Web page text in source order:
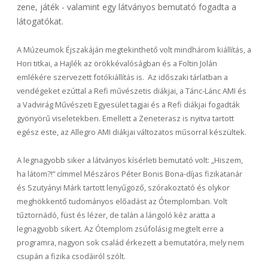
zene, játék - valamint egy látványos bemutató fogadta a
látogatókat.
A Múzeumok Éjszakáján megtekinthető volt mindhárom kiállítás, a
Hori titkai, a Hajlék az örökkévalóságban és a Foltin Jolán
emlékére szervezett fotókiállítás is. Az időszaki tárlatban a
vendégeket ezúttal a Refi művészetis diákjai, a Tánc-Lánc AMI és
a Vadvirág Művészeti Egyesület tagjai és a Refi diákjai fogadták
gyönyörű viseletekben. Emellett a Zeneterasz is nyitva tartott
egész este, az Allegro AMI diákjai változatos műsorral készültek.
A legnagyobb siker a látványos kísérleti bemutató volt: „Hiszem,
ha látom?!” címmel Mészáros Péter Bonis Bona-díjas fizikatanár
és Szutyányi Márk tartott lenyűgöző, szórakoztató és olykor
meghökkentő tudományos előadást az Ótemplomban. Volt
tűztornádó, füst és lézer, de talán a lángoló kéz aratta a
legnagyobb sikert. Az Ótemplom zsúfolásig megtelt erre a
programra, nagyon sok család érkezett a bemutatóra, mely nem
csupán a fizika csodáiról szólt.